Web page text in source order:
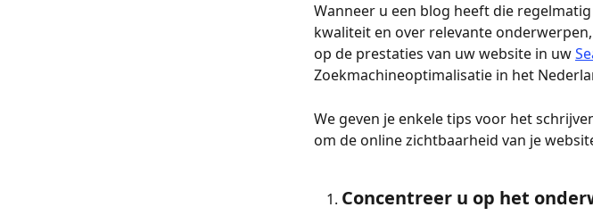
Wanneer u een blog heeft die
kwaliteit en over relevante
op de prestaties van uw website in uw
Zoekmachineoptimalisatie in het
We geven je enkele tips voor het
om de online zichtbaarheid van je
Concentreer u op het